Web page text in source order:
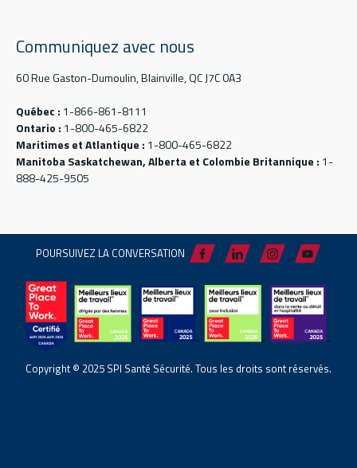
Communiquez avec nous
60 Rue Gaston-Dumoulin, Blainville, QC J7C 0A3
Québec : 1-866-861-8111
Ontario : 1-800-465-6822
Maritimes et Atlantique : 1-800-465-6822
Manitoba Saskatchewan, Alberta et Colombie Britannique : 1-
888-425-9505
POURSUIVEZ LA CONVERSATION
Copyright © 2025 SPI Santé Sécurité. Tous les droits sont réservés.